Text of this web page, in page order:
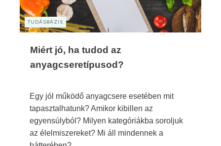
TUDÁSBÁZIS
Miért jó, ha tudod az
anyagcseretípusod?
Egy jól működő anyagcsere esetében mit
tapasztalhatunk? Amikor kibillen az
egyensúlyból? Milyen kategóriákba soroljuk
az élelmiszereket? Mi áll mindennek a